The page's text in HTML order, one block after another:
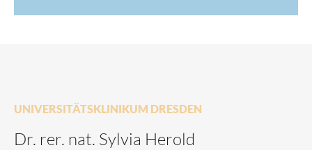
UNIVERSITÄTSKLINIKUM DRESDEN
Dr. rer. nat. Sylvia Herold